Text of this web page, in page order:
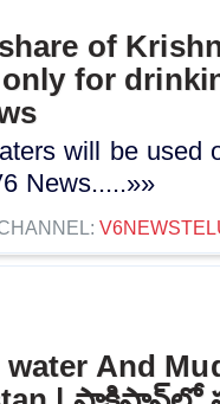
of
for
will be used
News.....»»
water And